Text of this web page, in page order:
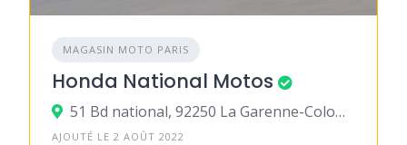
MAGASIN MOTO PARIS
Honda National Motos
51 Bd national, 92250 La Garenne-Colombes
AJOUTÉ LE 2 AOÛT 2022